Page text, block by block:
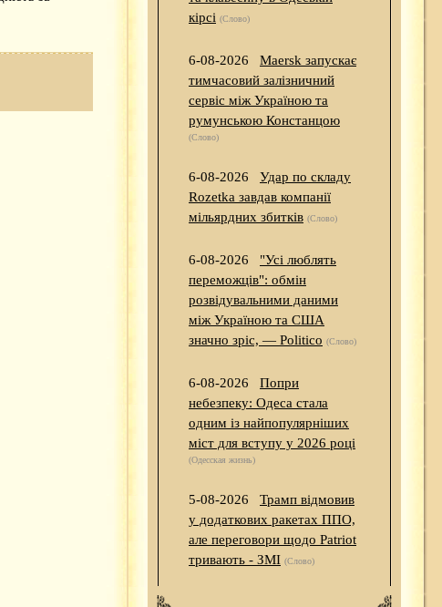
кірсі (Слово)
6-08-2026
Maersk запускає
тимчасовий залізничний
сервіс між Україною та
румунською Констанцою
(Слово)
6-08-2026
Удар по складу
Rozetka завдав компанії
мільярдних збитків (Слово)
6-08-2026
"Усі люблять
переможців": обмін
розвідувальними даними
між Україною та США
значно зріс, — Politico (Слово)
6-08-2026
Попри
небезпеку: Одеса стала
одним із найпопулярніших
міст для вступу у 2026 році
(Одесская жизнь)
5-08-2026
Трамп відмовив
у додаткових ракетах ППО,
але переговори щодо Patriot
тривають - ЗМІ (Слово)